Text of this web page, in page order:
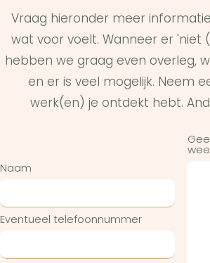
Vraag hieronder meer
wat voor voelt. Wanneer er
hebben we graag even overleg,
en er is veel mogelijk. Neem
werk(en) je ontdekt hebt.
Naam
Eventueel telefoonnummer